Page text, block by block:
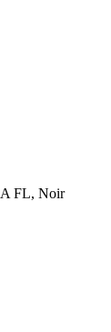
FL, Noir